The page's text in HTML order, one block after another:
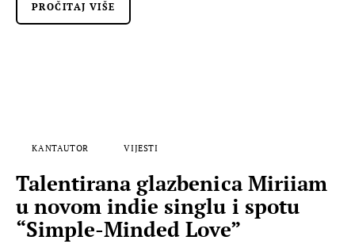
PROČITAJ VIŠE
KANTAUTOR VIJESTI
Talentirana glazbenica Miriiam
u novom indie singlu i spotu
“Simple-Minded Love”